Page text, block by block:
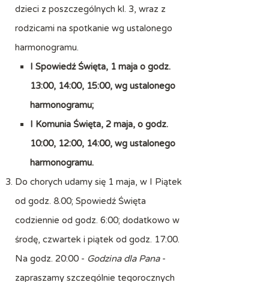
dzieci z poszczególnych kl. 3, wraz z
rodzicami na spotkanie wg ustalonego
harmonogramu.
I Spowiedź Święta, 1 maja o godz.
13:00, 14:00, 15:00, wg ustalonego
harmonogramu;
I Komunia Święta, 2 maja, o godz.
10:00, 12:00, 14:00, wg ustalonego
harmonogramu.
Do chorych udamy się 1 maja, w I Piątek
od godz. 8.00; Spowiedź Święta
codziennie od godz. 6:00; dodatkowo w
środę, czwartek i piątek od godz. 17:00.
Na godz. 20:00 - Godzina dla Pana-
zapraszamy szczególnie tegorocznych